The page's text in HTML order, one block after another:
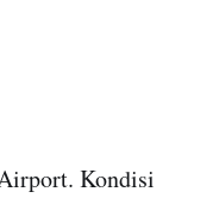
Kondisi